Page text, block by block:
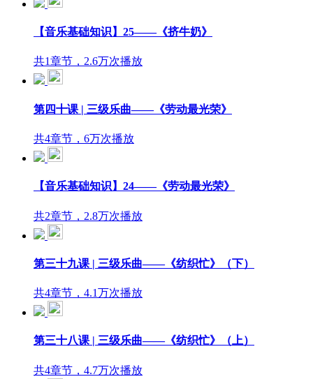
【音乐基础知识】25——《挤牛奶》
共1章节，2.6万次播放
第四十课 | 三级乐曲——《劳动最光荣》
共4章节，6万次播放
【音乐基础知识】24——《劳动最光荣》
共2章节，2.8万次播放
第三十九课 | 三级乐曲——《纺织忙》（下）
共4章节，4.1万次播放
第三十八课 | 三级乐曲——《纺织忙》（上）
共4章节，4.7万次播放